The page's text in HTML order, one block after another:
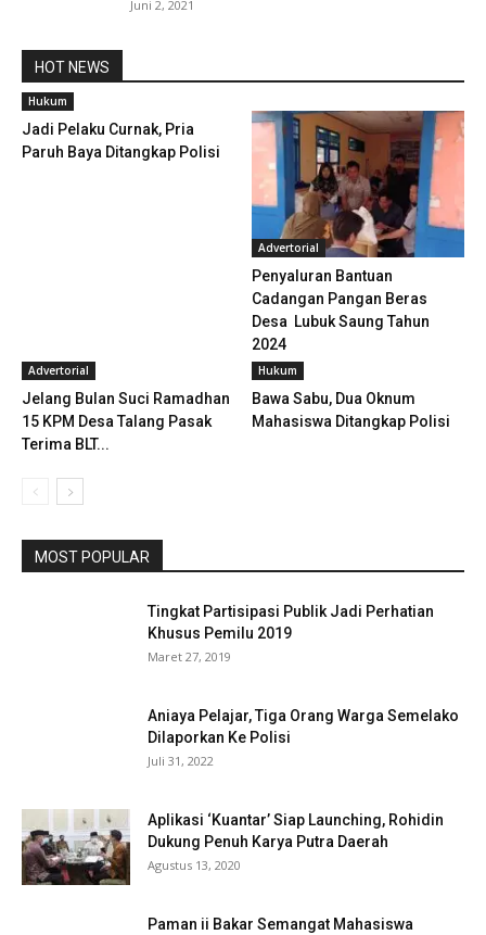
Juni 2, 2021
HOT NEWS
Hukum
Jadi Pelaku Curnak, Pria
Paruh Baya Ditangkap Polisi
Advertorial
Penyaluran Bantuan
Cadangan Pangan Beras
Desa Lubuk Saung Tahun
2024
Advertorial
Jelang Bulan Suci Ramadhan
15 KPM Desa Talang Pasak
Terima BLT...
Hukum
Bawa Sabu, Dua Oknum
Mahasiswa Ditangkap Polisi
MOST POPULAR
Tingkat Partisipasi Publik Jadi Perhatian
Khusus Pemilu 2019
Maret 27, 2019
Aniaya Pelajar, Tiga Orang Warga Semelako
Dilaporkan Ke Polisi
Juli 31, 2022
Aplikasi ‘Kuantar’ Siap Launching, Rohidin
Dukung Penuh Karya Putra Daerah
Agustus 13, 2020
Paman ii Bakar Semangat Mahasiswa